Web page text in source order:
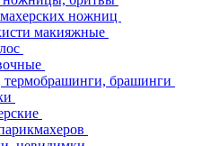
ножниц
макияжные
термобрашинги, брашинги